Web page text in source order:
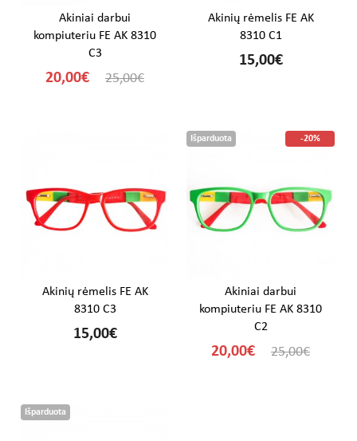
Akiniai darbui
kompiuteriu FE AK 8310
C3
20,00€ 25,00€
Akinių rėmelis FE AK
8310 C1
15,00€
Akinių rėmelis FE AK
8310 C3
15,00€
Išparduota -20%
Akiniai darbui
kompiuteriu FE AK 8310
C2
20,00€ 25,00€
Išparduota